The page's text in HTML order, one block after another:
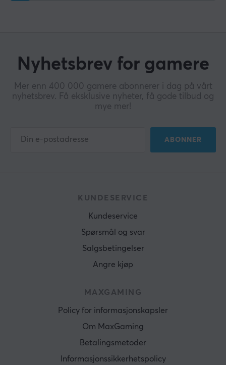
Nyhetsbrev for gamere
Mer enn 400 000 gamere abonnerer i dag på vårt
nyhetsbrev. Få eksklusive nyheter, få gode tilbud og
mye mer!
ABONNER
KUNDESERVICE
Kundeservice
Spørsmål og svar
Salgsbetingelser
Angre kjøp
MAXGAMING
Policy for informasjonskapsler
Om MaxGaming
Betalingsmetoder
Informasjonssikkerhetspolicy